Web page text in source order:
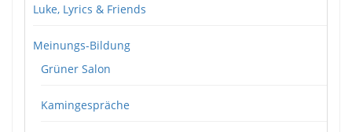
Luke, Lyrics & Friends
Meinungs-Bildung
Grüner Salon
Kamingespräche